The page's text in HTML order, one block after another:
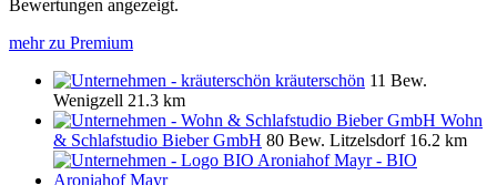
Bewertungen angezeigt.
mehr zu Premium
kräuterschön 11 Bew.
Wenigzell 21.3 km
Wohn
& Schlafstudio Bieber GmbH 80 Bew. Litzelsdorf 16.2 km